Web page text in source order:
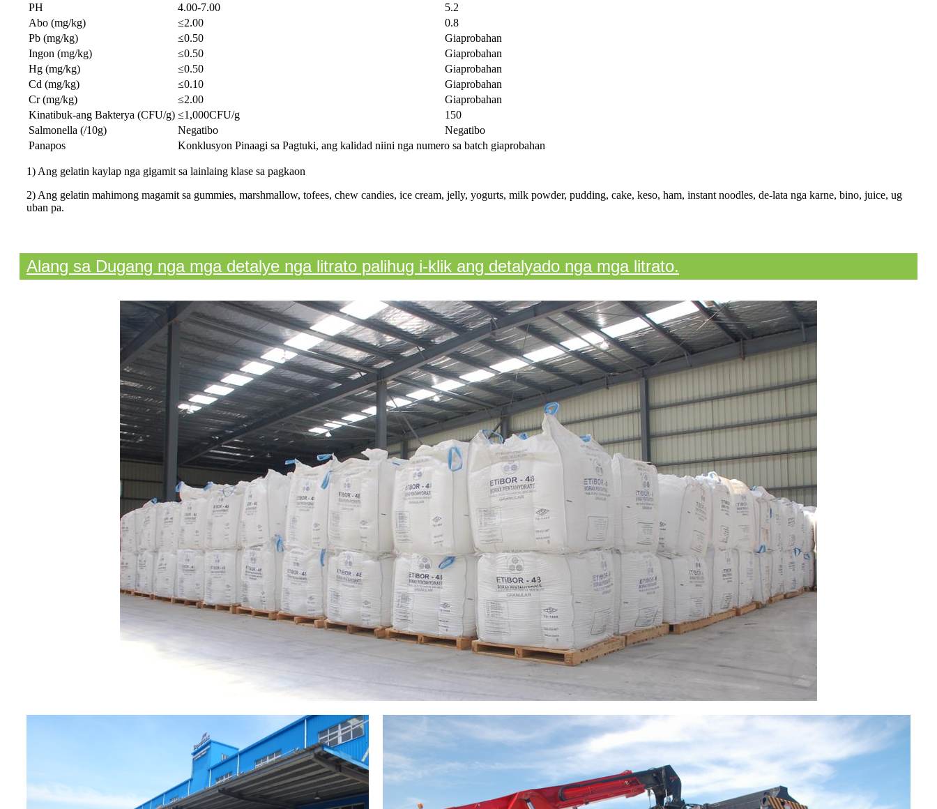
PH
4.00-7.00
5.2
Abo (mg/kg)
≤2.00
0.8
Pb (mg/kg)
≤0.50
Giaprobahan
Ingon (mg/kg)
≤0.50
Giaprobahan
Hg (mg/kg)
≤0.50
Giaprobahan
Cd (mg/kg)
≤0.10
Giaprobahan
Cr (mg/kg)
≤2.00
Giaprobahan
Kinatibuk-ang Bakterya (CFU/g) ≤1,000CFU/g
150
Salmonella (/10g)
Negatibo
Negatibo
Panapos
Konklusyon Pinaagi sa Pagtuki, ang kalidad niini nga numero sa batch giaprobahan
1) Ang gelatin kaylap nga gigamit sa lainlaing klase sa pagkaon
2) Ang gelatin mahimong magamit sa gummies, marshmallow, tofees, chew candies, ice cream, jelly, yogurts, milk powder, pudding, cake, keso, ham, instant noodles, de-lata nga karne, bino, juice, ug
uban pa.
Alang sa Dugang nga mga detalye nga litrato palihug i-klik ang detalyado nga mga litrato.